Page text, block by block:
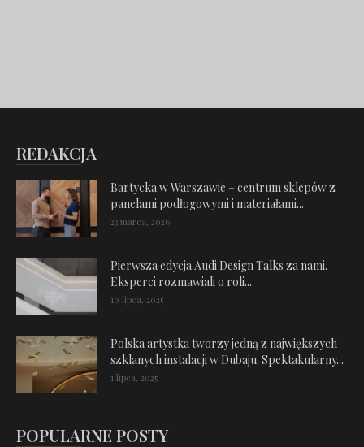
REDAKCJA
Bartycka w Warszawie – centrum sklepów z
panelami podłogowymi i materiałami...
23 marca, 2026
Pierwsza edycja Audi Design Talks za nami.
Eksperci rozmawiali o roli...
10 lipca, 2025
Polska artystka tworzy jedną z największych
szklanych instalacji w Dubaju. Spektakularny...
1 lipca, 2025
POPULARNE POSTY